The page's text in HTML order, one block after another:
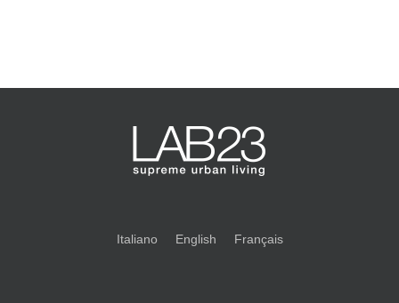
Italiano English Français